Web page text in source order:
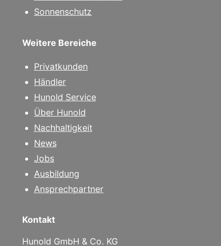
Sonnenschutz
Weitere Bereiche
Privatkunden
Händler
Hunold Service
Über Hunold
Nachhaltigkeit
News
Jobs
Ausbildung
Ansprechpartner
Kontakt
Hunold GmbH & Co. KG